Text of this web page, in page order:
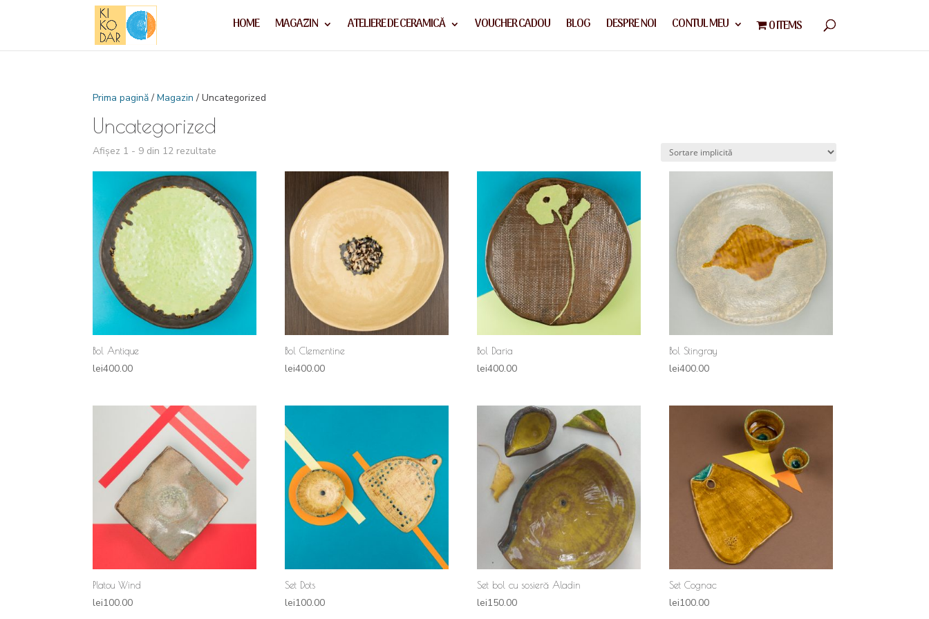
HOME MAGAZIN ATELIERE DE CERAMICĂ VOUCHER CADOU BLOG DESPRE NOI CONTUL MEU 0 ITEMS
Prima pagină /Magazin / Uncategorized
Uncategorized
Afișez 1 - 9 din 12 rezultate
Bol Antique
lei400.00
Bol Clementine
lei400.00
Bol Daria
lei400.00
Bol Stingray
lei400.00
Platou Wind
lei100.00
Set Dots
lei100.00
Set bol cu sosieră Aladin
lei150.00
Set Cognac
lei100.00